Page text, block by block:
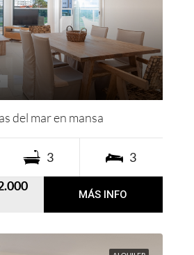
del mar en mansa
3 3
MÁS INFO